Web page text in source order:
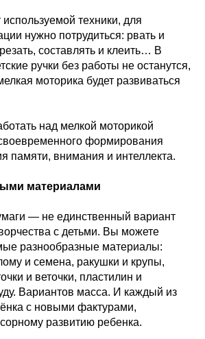
техники, для
нужно потрудиться: рвать и
составлять и клеить… В
ручки без работы не останутся,
моторика будет развиваться
над мелкой моторикой
формирования
памяти, внимания и интеллекта.
материалами
— не единственный вариант
с детьми. Вы можете
разнообразные материалы:
и семена, ракушки и крупы,
и веточки, пластилин и
Вариантов масса. И каждый из
с новыми фактурами,
развитию ребенка.